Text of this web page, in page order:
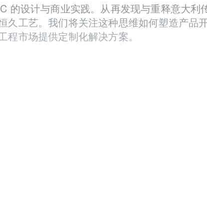
的设计与商业实践。从再发现与重释意大利
久工艺。我们将关注这种思维如何塑造产品
市场提供定制化解决方案。